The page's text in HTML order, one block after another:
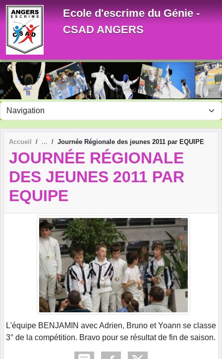
Ecole d'escrime du Génie -
CSAD ANGERS
Accueil Journée Régionale des jeunes 2011 par EQUIPE
JOURNÉE RÉGIONALE
DES JEUNES 2011 PAR
EQUIPE
L'équipe BENJAMIN avec Adrien, Bruno et Yoann se classe
3° de la compétition. Bravo pour se résultat de fin de saison.
Panneau de gestion des cookies